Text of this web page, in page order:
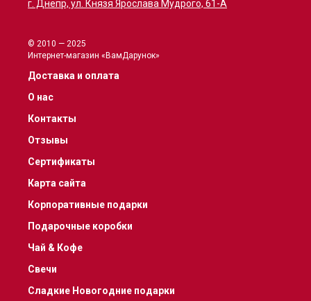
г. Днепр, ул. Князя Ярослава Мудрого, 61-А
© 2010 — 2025
Интернет-магазин «ВамДарунок»
Доставка и оплата
О нас
Контакты
Отзывы
Сертификаты
Карта сайта
Корпоративные подарки
Подарочные коробки
Чай & Кофе
Свечи
Сладкие Новогодние подарки